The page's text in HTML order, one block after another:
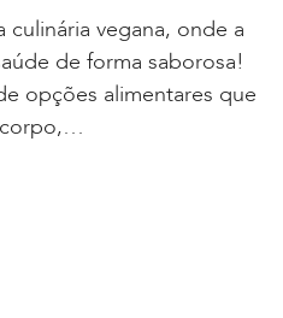
vegana, onde a
de forma saborosa!
opções alimentares que
corpo,…